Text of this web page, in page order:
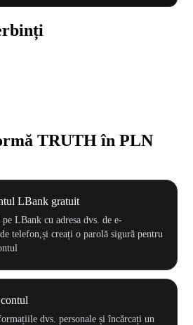
TRUTH în PLN
LBank gratuit
LBank cu adresa dvs. de e-
telefon,și creați o parolă sigură pentru
dvs. personale și încărcați un